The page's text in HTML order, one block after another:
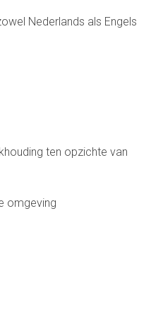
Nederlands als Engels
ten opzichte van
omgeving